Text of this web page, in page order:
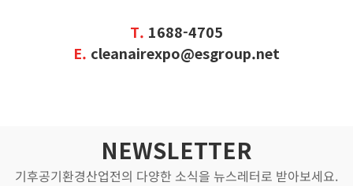
T. 1688-4705
E. cleanairexpo@esgroup.net
NEWSLETTER
기후공기환경산업전의 다양한 소식을 뉴스레터로 받아보세요.